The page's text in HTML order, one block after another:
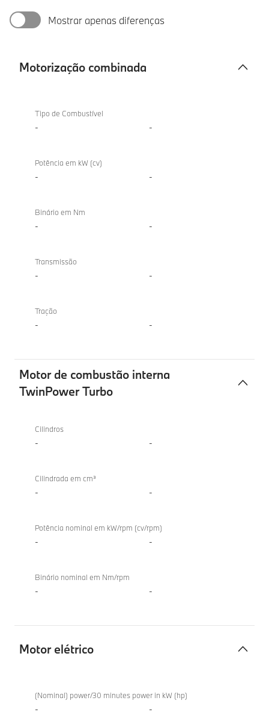
Mostrar apenas diferenças
Motorização combinada
combinada
Tipo de Combustível
- -
Potência em kW (cv)
- -
Binário em Nm
- -
Transmissão
- -
Tração
- -
Motor de combustão interna
TwinPower Turbo
combustão
Turbo
Cilindros
- -
Cilindrada em cm³
- -
Potência nominal em kW/rpm (cv/rpm)
- -
Binário nominal em Nm/rpm
- -
Motor elétrico
elétrico(Nominal) power/30 minutes power in kW (hp)
- -